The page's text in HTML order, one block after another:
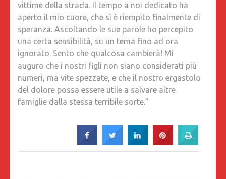
vittime della strada. Il tempo a noi dedicato ha
aperto il mio cuore, che sì è riempito finalmente di
speranza. Ascoltando le sue parole ho percepito
una certa sensibilità, su un tema fino ad ora
ignorato. Sento che qualcosa cambierà! Mi
auguro che i nostri figli non siano considerati più
numeri, ma vite spezzate, e che il nostro ergastolo
del dolore possa essere utile a salvare altre
famiglie dalla stessa terribile sorte.”